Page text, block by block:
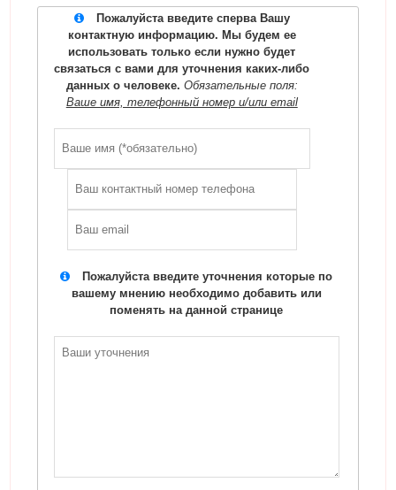
Пожалуйста введите сперва Вашу
контактную информацию. Мы будем ее
использовать только если нужно будет
связаться с вами для уточнения каких-либо
данных о человеке. Обязательные поля:
Ваше имя, телефонный номер и/или email
Пожалуйста введите уточнения которые по
вашему мнению необходимо добавить или
поменять на данной странице